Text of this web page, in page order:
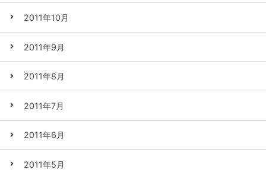
2011年10月
2011年9月
2011年8月
2011年7月
2011年6月
2011年5月